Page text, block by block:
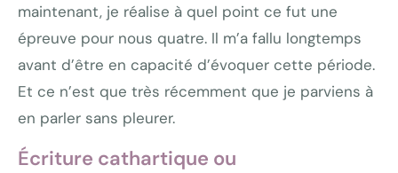
maintenant, je réalise à quel point ce fut une
épreuve pour nous quatre. Il m’a fallu longtemps
avant d’être en capacité d’évoquer cette période.
Et ce n’est que très récemment que je parviens à
en parler sans pleurer.
Écriture cathartique ou